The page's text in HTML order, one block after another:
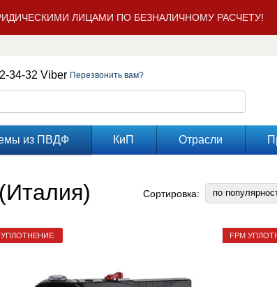
ЛИЦАМИ ПО БЕЗНАЛИЧНОМУ РАСЧЕТУ!
34-32 Viber Перезвонить вам?
из ПВДФ КиП Отрасли
Сортировка: по
УПЛОТНЕНИЕ FPM